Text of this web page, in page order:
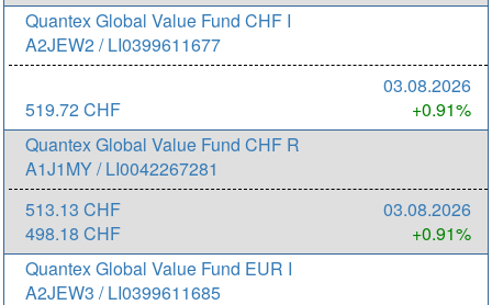
Quantex Global Value Fund CHF I
A2JEW2 / LI0399611677
519.72 CHF
03.08.2026
+0.91%
Quantex Global Value Fund CHF R
A1J1MY / LI0042267281
513.13 CHF
498.18 CHF
03.08.2026
+0.91%
Quantex Global Value Fund EUR I
A2JEW3 / LI0399611685